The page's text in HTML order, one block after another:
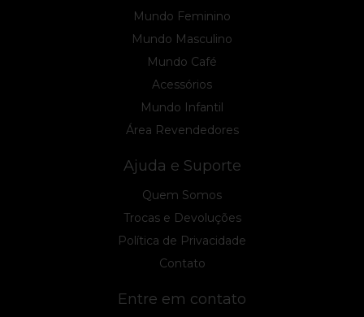
Mundo Feminino
Mundo Masculino
Mundo Café
Acessórios
Mundo Infantil
Área Revendedores
Ajuda e Suporte
Quem Somos
Trocas e Devoluções
Política de Privacidade
Contato
Entre em contato